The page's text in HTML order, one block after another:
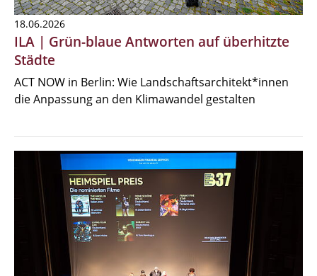
18.06.2026
ILA | Grün-blaue Antworten auf überhitzte
Städte
ACT NOW in Berlin: Wie Landschaftsarchitekt*innen
die Anpassung an den Klimawandel gestalten